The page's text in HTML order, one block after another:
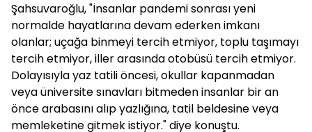
Şahsuvaroğlu, "İnsanlar pandemi sonrası yeni
normalde hayatlarına devam ederken imkanı
olanlar; uçağa binmeyi tercih etmiyor, toplu taşımayı
tercih etmiyor, iller arasında otobüsü tercih etmiyor.
Dolayısıyla yaz tatili öncesi, okullar kapanmadan
veya üniversite sınavları bitmeden insanlar bir an
önce arabasını alıp yazlığına, tatil beldesine veya
memleketine gitmek istiyor." diye konuştu.